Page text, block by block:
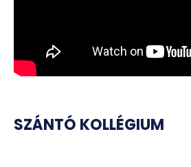
SZÁNTÓ KOLLÉGIUM